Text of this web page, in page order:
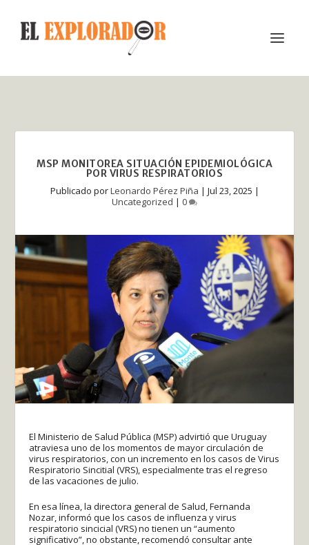
MSP MONITOREA SITUACIÓN EPIDEMIOLÓGICA
POR VIRUS RESPIRATORIOS
Publicado porLeonardo Pérez Piña | Jul 23, 2025 |
Uncategorized | 0
El Ministerio de Salud Pública (MSP) advirtió que Uruguay
atraviesa uno de los momentos de mayor circulación de
virus respiratorios, con un incremento en los casos de Virus
Respiratorio Sincitial (VRS), especialmente tras el regreso
de las vacaciones de julio.
En esa línea, la directora general de Salud, Fernanda
Nozar, informó que los casos de influenza y virus
respiratorio sincicial (VRS) no tienen un “aumento
significativo”, no obstante, recomendó consultar ante